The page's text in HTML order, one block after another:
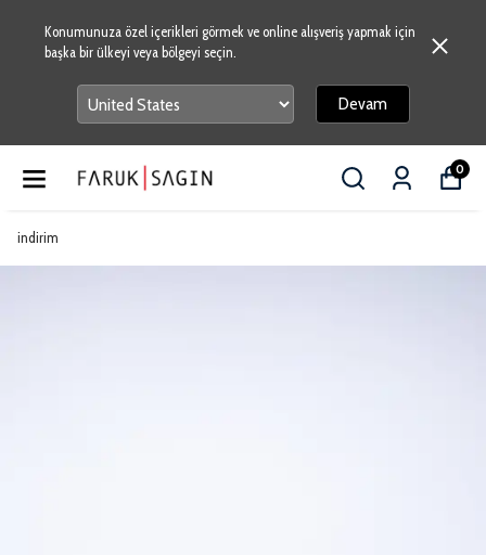
Konumunuza özel içerikleri görmek ve online alışveriş yapmak için
başka bir ülkeyi veya bölgeyi seçin.
Devam
0
indirim